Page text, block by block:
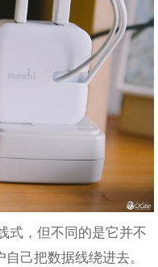
式，但不同的是它并不
己把数据线绕进去。